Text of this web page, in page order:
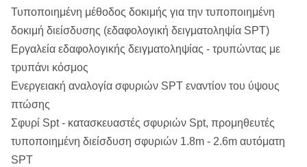
Τυποποιημένη μέθοδος δοκιμής για την τυποποιημένη
δοκιμή διείσδυσης (εδαφολογική δειγματοληψία SPT)
Εργαλεία εδαφολογικής δειγματοληψίας - τρυπώντας με
τρυπάνι κόσμος
Ενεργειακή αναλογία σφυριών SPT εναντίον του ύψους
πτώσης
Σφυρί Spt - κατασκευαστές σφυριών Spt, προμηθευτές
τυποποιημένη διείσδυση σφυριών 1.8m - 2.6m αυτόματη
SPT